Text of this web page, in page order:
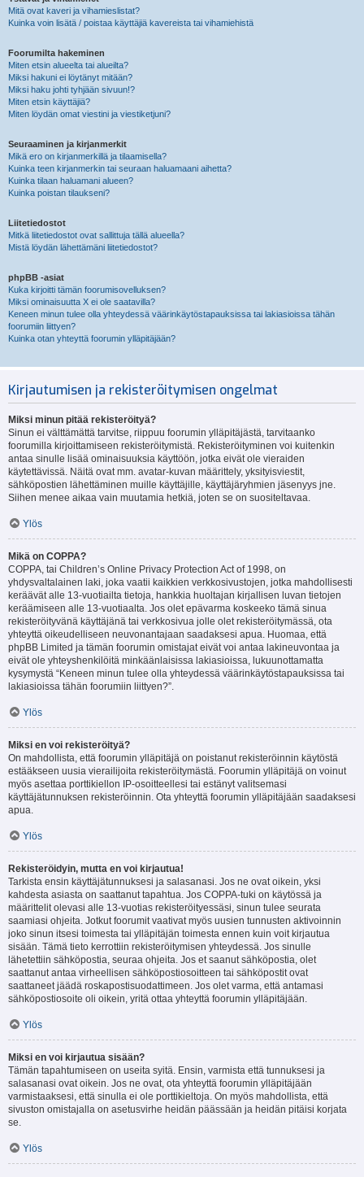
Mitä ovat kaveri ja vihamieslistat?
Kuinka voin lisätä / poistaa käyttäjiä kavereista tai vihamiehistä
Foorumilta hakeminen
Miten etsin alueelta tai alueilta?
Miksi hakuni ei löytänyt mitään?
Miksi haku johti tyhjään sivuun!?
Miten etsin käyttäjiä?
Miten löydän omat viestini ja viestiketjuni?
Seuraaminen ja kirjanmerkit
Mikä ero on kirjanmerkillä ja tilaamisella?
Kuinka teen kirjanmerkin tai seuraan haluamaani aihetta?
Kuinka tilaan haluamani alueen?
Kuinka poistan tilaukseni?
Liitetiedostot
Mitkä liitetiedostot ovat sallittuja tällä alueella?
Mistä löydän lähettämäni liitetiedostot?
phpBB -asiat
Kuka kirjoitti tämän foorumisovelluksen?
Miksi ominaisuutta X ei ole saatavilla?
Keneen minun tulee olla yhteydessä väärinkäytöstapauksissa tai lakiasioissa tähän
foorumiin liittyen?
Kuinka otan yhteyttä foorumin ylläpitäjään?
Kirjautumisen ja rekisteröitymisen ongelmat
Miksi minun pitää rekisteröityä?
Sinun ei välttämättä tarvitse, riippuu foorumin ylläpitäjästä, tarvitaanko
foorumilla kirjoittamiseen rekisteröitymistä. Rekisteröityminen voi kuitenkin
antaa sinulle lisää ominaisuuksia käyttöön, jotka eivät ole vieraiden
käytettävissä. Näitä ovat mm. avatar-kuvan määrittely, yksityisviestit,
sähköpostien lähettäminen muille käyttäjille, käyttäjäryhmien jäsenyys jne.
Siihen menee aikaa vain muutamia hetkiä, joten se on suositeltavaa.
Ylös
Mikä on COPPA?
COPPA, tai Children’s Online Privacy Protection Act of 1998, on
yhdysvaltalainen laki, joka vaatii kaikkien verkkosivustojen, jotka mahdollisesti
keräävät alle 13-vuotiailta tietoja, hankkia huoltajan kirjallisen luvan tietojen
keräämiseen alle 13-vuotiaalta. Jos olet epävarma koskeeko tämä sinua
rekisteröityvänä käyttäjänä tai verkkosivua jolle olet rekisteröitymässä, ota
yhteyttä oikeudelliseen neuvonantajaan saadaksesi apua. Huomaa, että
phpBB Limited ja tämän foorumin omistajat eivät voi antaa lakineuvontaa ja
eivät ole yhteyshenkilöitä minkäänlaisissa lakiasioissa, lukuunottamatta
kysymystä “Keneen minun tulee olla yhteydessä väärinkäytöstapauksissa tai
lakiasioissa tähän foorumiin liittyen?”.
Ylös
Miksi en voi rekisteröityä?
On mahdollista, että foorumin ylläpitäjä on poistanut rekisteröinnin käytöstä
estääkseen uusia vierailijoita rekisteröitymästä. Foorumin ylläpitäjä on voinut
myös asettaa porttikiellon IP-osoitteellesi tai estänyt valitsemasi
käyttäjätunnuksen rekisteröinnin. Ota yhteyttä foorumin ylläpitäjään saadaksesi
apua.
Ylös
Rekisteröidyin, mutta en voi kirjautua!
Tarkista ensin käyttäjätunnuksesi ja salasanasi. Jos ne ovat oikein, yksi
kahdesta asiasta on saattanut tapahtua. Jos COPPA-tuki on käytössä ja
määrittelit olevasi alle 13-vuotias rekisteröityessäsi, sinun tulee seurata
saamiasi ohjeita. Jotkut foorumit vaativat myös uusien tunnusten aktivoinnin
joko sinun itsesi toimesta tai ylläpitäjän toimesta ennen kuin voit kirjautua
sisään. Tämä tieto kerrottiin rekisteröitymisen yhteydessä. Jos sinulle
lähetettiin sähköpostia, seuraa ohjeita. Jos et saanut sähköpostia, olet
saattanut antaa virheellisen sähköpostiosoitteen tai sähköpostit ovat
saattaneet jäädä roskapostisuodattimeen. Jos olet varma, että antamasi
sähköpostiosoite oli oikein, yritä ottaa yhteyttä foorumin ylläpitäjään.
Ylös
Miksi en voi kirjautua sisään?
Tämän tapahtumiseen on useita syitä. Ensin, varmista että tunnuksesi ja
salasanasi ovat oikein. Jos ne ovat, ota yhteyttä foorumin ylläpitäjään
varmistaaksesi, että sinulla ei ole porttikieltoja. On myös mahdollista, että
sivuston omistajalla on asetusvirhe heidän päässään ja heidän pitäisi korjata
se.
Ylös